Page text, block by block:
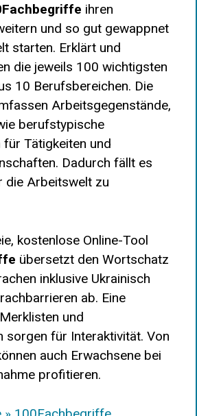
ihren
und so gut gewappnet
starten. Erklärt und
die jeweils 100 wichtigsten
10 Berufsbereichen. Die
Arbeitsgegenstände,
berufstypische
für Tätigkeiten und
Dadurch fällt es
die Arbeitswelt zu
kostenlose Online-Tool
übersetzt den Wortschatz
inklusive Ukrainisch
ab. Eine
und
sorgen für Interaktivität. Von
auch Erwachsene bei
profitieren.